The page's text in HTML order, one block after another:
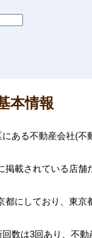
本情報
ある不動産会社(不
載されている店舗
都にしており、東京
数は3回あり、不